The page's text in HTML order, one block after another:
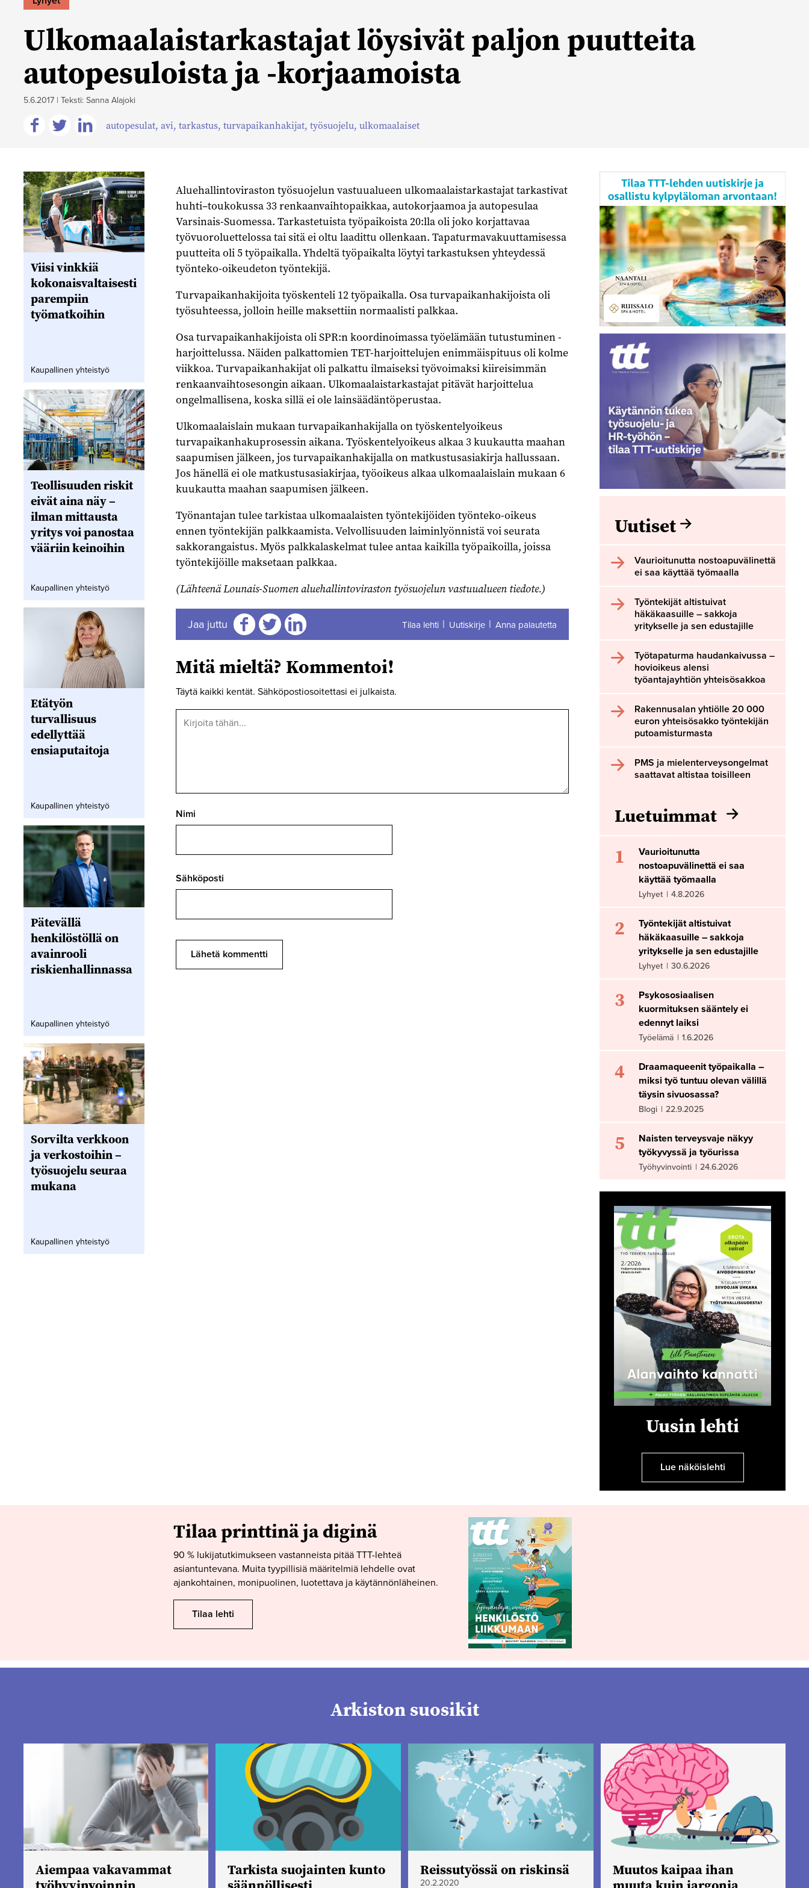
Ulkomaalaistarkastajat löysivät paljon puutteita
autopesuloista ja -korjaamoista
5.6.2017 | Teksti: Sanna Alajoki
Facebookissa
Twitterissä
Linkedinissä
autopesulat, avi, tarkastus, turvapaikanhakijat, työsuojelu, ulkomaalaiset
Aluehallintoviraston työsuojelun vastuualueen ulkomaalaistarkastajat tarkastivat
huhti–toukokussa 33 renkaanvaihtopaikkaa, autokorjaamoa ja autopesulaa
Varsinais-Suomessa. Tarkastetuista työpaikoista 20:lla oli joko korjattavaa
työvuoroluettelossa tai sitä ei oltu laadittu ollenkaan. Tapaturmavakuuttamisessa
puutteita oli 5 työpaikalla. Yhdeltä työpaikalta löytyi tarkastuksen yhteydessä
työnteko-oikeudeton työntekijä.
Turvapaikanhakijoita työskenteli 12 työpaikalla. Osa turvapaikanhakijoista oli
työsuhteessa, jolloin heille maksettiin normaalisti palkkaa.
Osa turvapaikanhakijoista oli SPR:n koordinoimassa työelämään tutustuminen -
harjoittelussa. Näiden palkattomien TET-harjoittelujen enimmäispituus oli kolme
viikkoa. Turvapaikanhakijat oli palkattu ilmaiseksi työvoimaksi kiireisimmän
renkaanvaihtosesongin aikaan. Ulkomaalaistarkastajat pitävät harjoittelua
ongelmallisena, koska sillä ei ole lainsäädäntöperustaa.
Ulkomaalaislain mukaan turvapaikanhakijalla on työskentelyoikeus
turvapaikanhakuprosessin aikana. Työskentelyoikeus alkaa 3 kuukautta maahan
saapumisen jälkeen, jos turvapaikanhakijalla on matkustusasiakirja hallussaan.
Jos hänellä ei ole matkustusasiakirjaa, työoikeus alkaa ulkomaalaislain mukaan 6
kuukautta maahan saapumisen jälkeen.
Työnantajan tulee tarkistaa ulkomaalaisten työntekijöiden työnteko-oikeus
ennen työntekijän palkkaamista. Velvollisuuden laiminlyönnistä voi seurata
sakkorangaistus. Myös palkkalaskelmat tulee antaa kaikilla työpaikoilla, joissa
työntekijöille maksetaan palkkaa.
(Lähteenä Lounais-Suomen aluehallintoviraston työsuojelun vastuualueen tiedote.)
Jaa juttu
JaaJaaJaa
Tilaa lehti Uutiskirje Anna palautetta
Mitä mieltä? Kommentoi!
Täytä kaikki kentät. Sähköpostiosoitettasi ei julkaista.
Nimi
Sähköposti
Viisi vinkkiä
kokonaisvaltaisesti
parempiin
työmatkoihin
Kaupallinen yhteistyö
Teollisuuden riskit
eivät aina näy –
ilman mittausta
yritys voi panostaa
vääriin keinoihin
Kaupallinen yhteistyö
Etätyön
turvallisuus
edellyttää
ensiaputaitoja
Kaupallinen yhteistyö
Pätevällä
henkilöstöllä on
avainrooli
riskienhallinnassa
Kaupallinen yhteistyö
Sorvilta verkkoon
ja verkostoihin –
työsuojelu seuraa
mukana
Kaupallinen yhteistyö
Uutiset
Vaurioitunutta nostoapuvälinettä
ei saa käyttää työmaalla
Työntekijät altistuivat
häkäkaasuille – sakkoja
yritykselle ja sen edustajille
Työtapaturma haudankaivussa –
hovioikeus alensi
työantajayhtiön yhteisösakkoa
Rakennusalan yhtiölle 20 000
euron yhteisösakko työntekijän
putoamisturmasta
PMS ja mielenterveysongelmat
saattavat altistaa toisilleen
Luetuimmat
1
Vaurioitunutta
nostoapuvälinettä ei saa
käyttää työmaalla
Lyhyet | 4.8.2026
2
Työntekijät altistuivat
häkäkaasuille – sakkoja
yritykselle ja sen edustajille
Lyhyet | 30.6.2026
3
Psykososiaalisen
kuormituksen sääntely ei
edennyt laiksi
Työelämä | 1.6.2026
4
Draamaqueenit työpaikalla –
miksi työ tuntuu olevan välillä
täysin sivuosassa?
Blogi | 22.9.2025
5
Naisten terveysvaje näkyy
työkyvyssä ja työurissa
Työhyvinvointi | 24.6.2026
Uusin lehti
Lue näköislehti
Tilaa printtinä ja diginä
90 % lukijatutkimukseen vastanneista pitää TTT-lehteä
asiantuntevana. Muita tyypillisiä määritelmiä lehdelle ovat
ajankohtainen, monipuolinen, luotettava ja käytännönläheinen.
Tilaa lehti
Arkiston suosikit
Aiempaa vakavammat
Tarkista suojainten kunto
Reissutyössä on riskinsä
20.2.2020
Muutos kaipaa ihan